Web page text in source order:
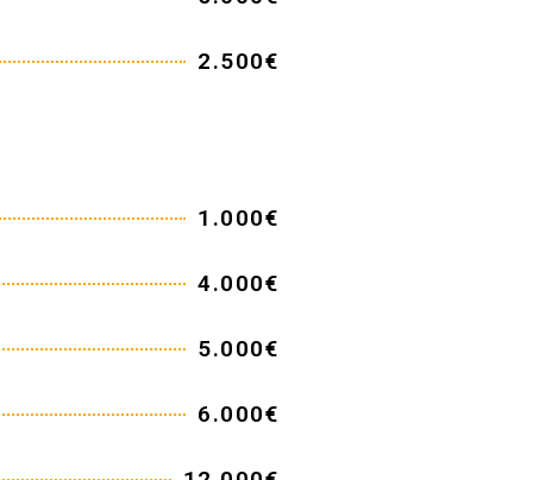
2.500€
1.000€
4.000€
5.000€
6.000€